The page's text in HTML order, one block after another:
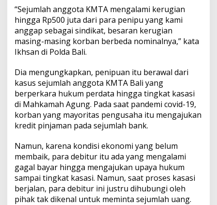
a
k
a
n
D
a
P
e
r
k
a
r
H
u
k
u
m
K
o
“Sejumlah anggota KMTA mengalami kerugian
hingga Rp500 juta dari para penipu yang kami
anggap sebagai sindikat, besaran kerugian
masing-masing korban berbeda nominalnya,” kata
Ikhsan di Polda Bali.
Dia mengungkapkan, penipuan itu berawal dari
kasus sejumlah anggota KMTA Bali yang
berperkara hukum perdata hingga tingkat kasasi
di Mahkamah Agung. Pada saat pandemi covid-19,
korban yang mayoritas pengusaha itu mengajukan
kredit pinjaman pada sejumlah bank.
Namun, karena kondisi ekonomi yang belum
membaik, para debitur itu ada yang mengalami
gagal bayar hingga mengajukan upaya hukum
sampai tingkat kasasi. Namun, saat proses kasasi
berjalan, para debitur ini justru dihubungi oleh
pihak tak dikenal untuk meminta sejumlah uang.